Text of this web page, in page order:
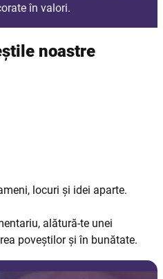
în valori.
noastre
locuri și idei aparte.
alătură-te unei
poveștilor și în bunătate.